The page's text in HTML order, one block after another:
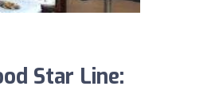
Star Line: